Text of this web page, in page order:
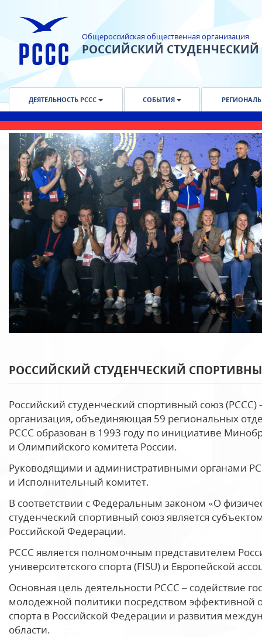
Общероссийская общественная организация
РОССИЙСКИЙ
ДЕЯТЕЛЬНОСТЬ РССС СОБЫТИЯ
РОССИЙСКИЙ СТУДЕНЧЕСКИЙ
Российский студенческий спортивный союз
организация, объединяющая 59 региональных
РССС образован в 1993 году по инициативе
и Олимпийского комитета России.
Руководящими и административными органами
и Исполнительный комитет.
В соответствии с Федеральным законом «О
студенческий спортивный союз является
Российской Федерации.
РССС является полномочным представителем
университетского спорта (FISU) и Европейской
Основная цель деятельности РССС – содействие
молодежной политики посредством эффективной
спорта в Российской Федерации и развития
области.